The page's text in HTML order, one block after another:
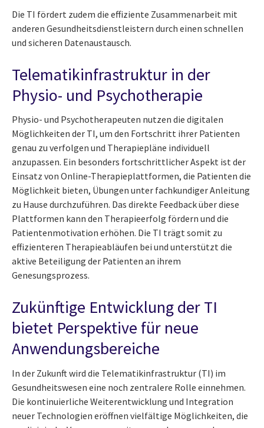
Die TI fördert zudem die effiziente Zusammenarbeit mit
anderen Gesundheitsdienstleistern durch einen schnellen
und sicheren Datenaustausch.
Telematikinfrastruktur in der
Physio- und Psychotherapie
Physio- und Psychotherapeuten nutzen die digitalen
Möglichkeiten der TI, um den Fortschritt ihrer Patienten
genau zu verfolgen und Therapiepläne individuell
anzupassen. Ein besonders fortschrittlicher Aspekt ist der
Einsatz von Online-Therapieplattformen, die Patienten die
Möglichkeit bieten, Übungen unter fachkundiger Anleitung
zu Hause durchzuführen. Das direkte Feedback über diese
Plattformen kann den Therapieerfolg fördern und die
Patientenmotivation erhöhen. Die TI trägt somit zu
effizienteren Therapieabläufen bei und unterstützt die
aktive Beteiligung der Patienten an ihrem
Genesungsprozess.
Zukünftige Entwicklung der TI
bietet Perspektive für neue
Anwendungsbereiche
In der Zukunft wird die Telematikinfrastruktur (TI) im
Gesundheitswesen eine noch zentralere Rolle einnehmen.
Die kontinuierliche Weiterentwicklung und Integration
neuer Technologien eröffnen vielfältige Möglichkeiten, die